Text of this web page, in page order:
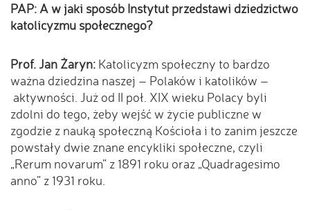
PAP: A w jaki sposób Instytut przedstawi dziedzictwo
katolicyzmu społecznego?
Prof. Jan Żaryn: Katolicyzm społeczny to bardzo
ważna dziedzina naszej – Polaków i katolików –
aktywności. Już od II poł. XIX wieku Polacy byli
zdolni do tego, żeby wejść w życie publiczne w
zgodzie z nauką społeczną Kościoła i to zanim jeszcze
powstały dwie znane encykliki społeczne, czyli
„Rerum novarum” z 1891 roku oraz „Quadragesimo
anno” z 1931 roku.